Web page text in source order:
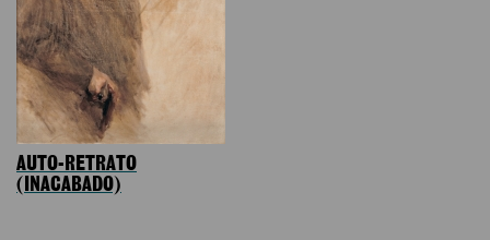
AUTO-RETRATO
(INACABADO)